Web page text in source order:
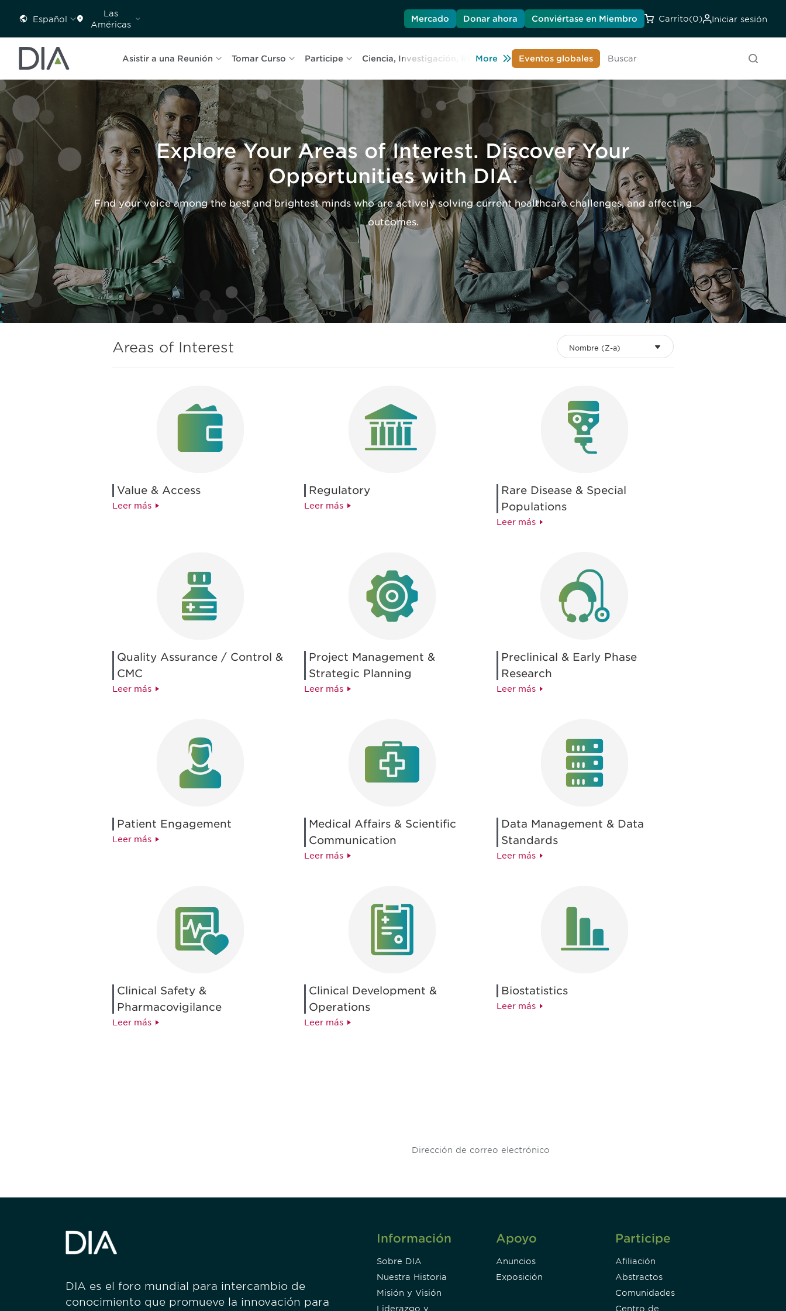
Español
Las
Américas
Mercado Donar ahora Conviértase en Miembro Carrito(0) Iniciar sesión
Asistir a una Reunión Tomar Curso Participe Ciencia, Investigación, Recursos Conozca a la DIA
More Eventos globales
Buscar
Explore Your Areas of Interest. Discover Your
Opportunities with DIA.
Find your voice among the best and brightest minds who are actively solving current healthcare challenges, and affecting
outcomes.
Areas of Interest Nombre (Z-a)
Value & Access
Leer más
Regulatory
Leer más
Rare Disease & Special
Populations
Leer más
Quality Assurance / Control &
CMC
Leer más
Project Management &
Strategic Planning
Leer más
Preclinical & Early Phase
Research
Leer más
Patient Engagement
Leer más
Medical Affairs & Scientific
Communication
Leer más
Data Management & Data
Standards
Leer más
Clinical Safety &
Pharmacovigilance
Leer más
Clinical Development &
Operations
Leer más
Biostatistics
Leer más
DIA es el foro mundial para intercambio de
conocimiento que promueve la innovación para
Información
Sobre DIA
Nuestra Historia
Misión y Visión
Liderazgo y
Apoyo
Anuncios
Exposición
Participe
Afiliación
Abstractos
Comunidades
Centro de